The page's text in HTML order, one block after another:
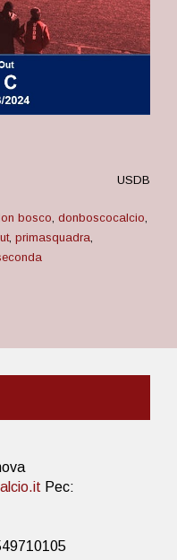
USDB
bosco, donboscocalcio,
, primasquadra,
Pec: